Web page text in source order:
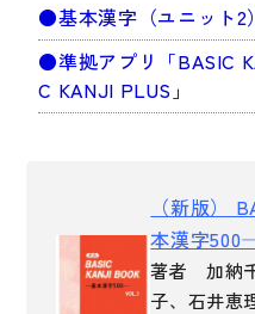
著作権について
原稿・企画の持
わたしたちにつ
子ども向け
文法
読解
語彙・表現
●基本漢字（ユニット2
●準拠アプリ「BASIC
C KANJI PLUS」
（新版）
本漢字
著者 加納
子、石井恵